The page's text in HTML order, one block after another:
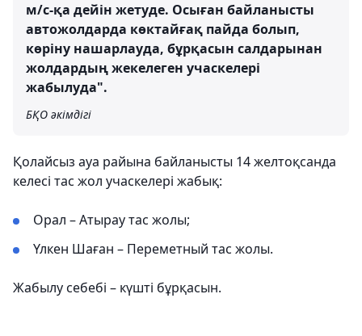
м/с-қа дейін жетуде. Осыған байланысты
автожолдарда көктайғақ пайда болып,
көріну нашарлауда, бұрқасын салдарынан
жолдардың жекелеген учаскелері
жабылуда".
БҚО әкімдігі
Қолайсыз ауа райына байланысты 14 желтоқсанда
келесі тас жол учаскелері жабық:
Орал – Атырау тас жолы;
Үлкен Шаған – Переметный тас жолы.
Жабылу себебі – күшті бұрқасын.